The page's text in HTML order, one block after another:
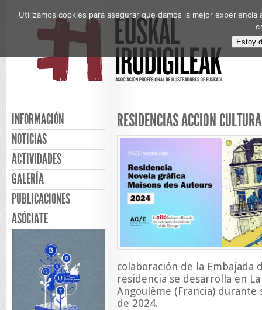
INFORMACIÓN
NOTICIAS
ACTIVIDADES
GALERÍA
PUBLICACIONES
ASÓCIATE
RESIDENCIAS ACCIÓN
colaboración de la Embajada
residencia se desarrolla en
Angoulême (Francia)
de 2024.
Utilizamos cookies para asegurar que damos la mejor
Estoy